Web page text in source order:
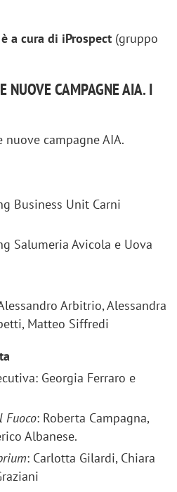
a cura di iProspect (gruppo
NUOVE CAMPAGNE AIA. I
campagne AIA.
Business Unit Carni
Salumeria Avicola e Uova
Arbitrio, Alessandra
Matteo Siffredi
Georgia Ferraro e
Fuoco: Roberta Campagna,
Albanese.
: Carlotta Gilardi, Chiara